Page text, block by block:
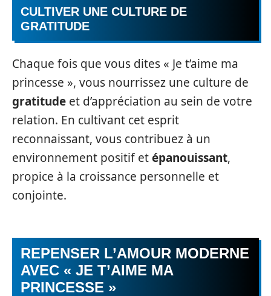
CULTIVER UNE CULTURE DE
GRATITUDE
Chaque fois que vous dites « Je t’aime ma
princesse », vous nourrissez une culture de
gratitude et d’appréciation au sein de votre
relation. En cultivant cet esprit
reconnaissant, vous contribuez à un
environnement positif etépanouissant,
propice à la croissance personnelle et
conjointe.
REPENSER L’AMOUR MODERNE
AVEC « JE T’AIME MA
PRINCESSE »